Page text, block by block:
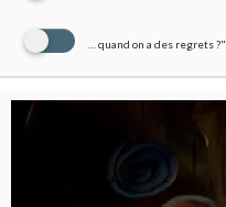
… quand on a des regrets ?"